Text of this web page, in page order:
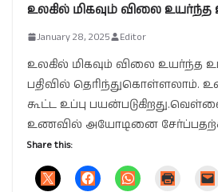
உலகில் மிகவும் விலை உயர்ந்த
January 28, 2025 Editor
உலகில் மிகவும் விலை உயர்ந்த
பதிவில் தெரிந்துகொள்ளலாம்.
கூட்ட உப்பு
உணவில் அயோடினை
Share this: